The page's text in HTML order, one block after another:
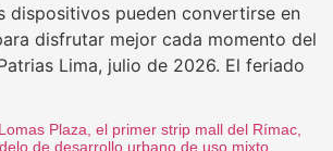
dispositivos pueden convertirse en
disfrutar mejor cada momento del
Lima, julio de 2026. El feriado
Plaza, el primer strip mall del Rímac,
de desarrollo urbano de uso mixto